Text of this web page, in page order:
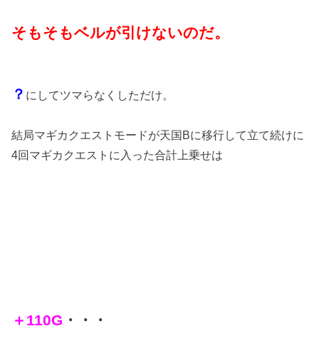
そもそもベルが引けないのだ。
？ にしてツマらなくしただけ。
結局マギカクエストモードが天国Bに移行して立て続けに
4回マギカクエストに入った合計上乗せは
＋110G ・・・